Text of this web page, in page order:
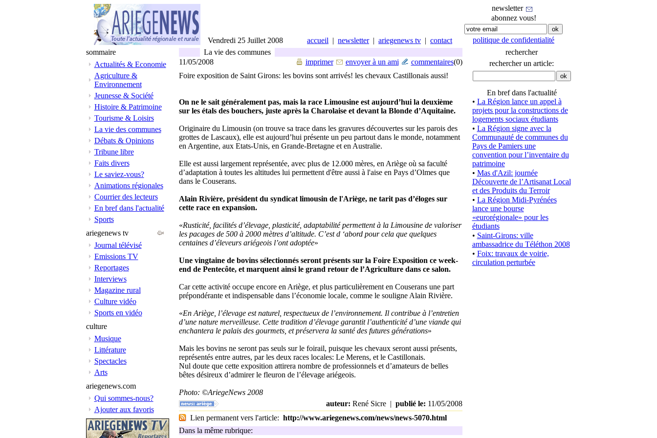
Vendredi 25 Juillet 2008 accueil | newsletter| ariegenews tv | contact
newsletter
abonnez vous!
politique de confidentialité
sommaire
Actualités & Economie
Agriculture &
Environnement
Jeunesse & Société
Histoire & Patrimoine
Tourisme & Loisirs
La vie des communes
Débats & Opinions
Tribune libre
Faits divers
Le saviez-vous?
Animations régionales
Courrier des lecteurs
En bref dans l'actualité
Sports
ariegenews tv
Journal télévisé
Emissions TV
Reportages
Interviews
Magazine rural
Culture vidéo
Sports en vidéo
culture
Musique
Littérature
Spectacles
Arts
ariegenews.com
Qui sommes-nous?
Ajouter aux favoris
La vie des communes
11/05/2008
imprimer envoyer à un ami commentaires(0)
Foire exposition de Saint Girons: les bovins sont arrivés! les chevaux Castillonais aussi!
On ne le sait généralement pas, mais la race Limousine est aujourd’hui la deuxième
sur les étals des bouchers, juste après la Charolaise et devant la Blonde d’Aquitaine.
Originaire du Limousin (on trouve sa trace dans les gravures découvertes sur les parois des
grottes de Lascaux), elle est aujourd’hui présente un peu partout dans le monde, notamment
en Argentine, aux Etats-Unis, en Grande-Bretagne et en Australie.
Elle est aussi largement représentée, avec plus de 12.000 mères, en Ariège où sa faculté
d’adaptation à toutes les altitudes lui permettent d'être aussi à l'aise en Pays d’Olmes que
dans le Couserans.
Alain Rivière, président du syndicat limousin de l'Ariège, ne tarit pas d’éloges sur
cette race en expansion.
«Rusticité, facilités d’élevage, plasticité, adaptabilité permettent à la Limousine de valoriser
les pacages de 500 à 2000 mètres d’altitude. C’est d ‘abord pour cela que quelques
centaines d’éleveurs ariégeois l’ont adoptée»
Une vingtaine de bovins sélectionnés seront présents sur la Foire Exposition ce week-
end de Pentecôte, et marquent ainsi le grand retour de l’Agriculture dans ce salon.
Car cette activité occupe encore en Ariège, et plus particulièrement en Couserans une part
prépondérante et indispensable dans l’économie locale, comme le souligne Alain Rivière.
«En Ariège, l’élevage est naturel, respectueux de l’environnement. Il contribue à l’entretien
d’une nature merveilleuse. Cette tradition d’élevage garantit l’authenticité d’une viande qui
enchantera le palais des gourmets, et préservera la santé des futures générations»
Mais les bovins ne seront pas seuls sur le foirail, puisque les chevaux seront aussi présents,
représentés entre autres, par les deux races locales: Le Merens, et le Castillonais.
Nul doute que cette exposition attirera nombre de professionnels et d’amateurs de belles
bêtes désireux d’admirer le fleuron de l’élevage ariégeois.
Photo: ©AriegeNews 2008
auteur: René Sicre | publié le: 11/05/2008
Lien permanent vers l'article: http://www.ariegenews.com/news/news-5070.html
Dans la même rubrique:
rechercher
rechercher un article:
En bref dans l'actualité
• La Région lance un appel à
projets pour la constructions de
logements sociaux étudiants
• La Région signe avec la
Communauté de communes du
Pays de Pamiers une
convention pour l’inventaire du
patrimoine
• Mas d'Azil: journée
Découverte de l’Artisanat Local
et des Produits du Terroir
• La Région Midi-Pyrénées
lance une bourse
«eurorégionale» pour les
étudiants
• Saint-Girons: ville
ambassadrice du Téléthon 2008
• Foix: travaux de voirie,
circulation perturbée